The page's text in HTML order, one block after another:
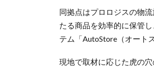
同拠点はプロロジスの物
たる商品を効率的に保管
テム「AutoStore（オート
現地で取材に応じた虎の